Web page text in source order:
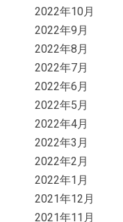
2022年10月
2022年9月
2022年8月
2022年7月
2022年6月
2022年5月
2022年4月
2022年3月
2022年2月
2022年1月
2021年12月
2021年11月